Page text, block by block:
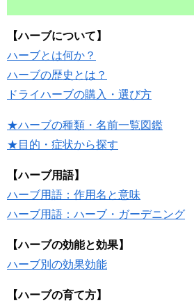
【ハーブについて】
ハーブとは何か？
ハーブの歴史とは？
ドライハーブの購入・選び方
★ハーブの種類・名前一覧図鑑
★目的・症状から探す
【ハーブ用語】
ハーブ用語：作用名と意味
ハーブ用語：ハーブ・ガーデニング
【ハーブの効能と効果】
ハーブ別の効果効能
【ハーブの育て方】